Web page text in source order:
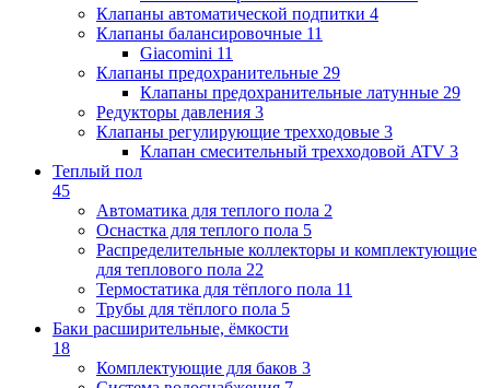
Клапаны автоматической подпитки 4
Клапаны балансировочные 11
Giacomini 11
Клапаны предохранительные 29
Клапаны предохранительные латунные 29
Редукторы давления 3
Клапаны регулирующие трехходовые 3
Клапан смесительный трехходовой ATV 3
Теплый пол
45
Автоматика для теплого пола 2
Оснастка для теплого пола 5
Распределительные коллекторы и комплектующие
для теплового пола 22
Термостатика для тёплого пола 11
Трубы для тёплого пола 5
Баки расширительные, ёмкости
18
Комплектующие для баков 3